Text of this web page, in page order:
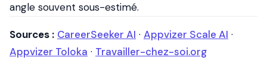
angle souvent sous-estimé.
Sources : CareerSeeker AI · Appvizer Scale AI ·
Appvizer Toloka · Travailler-chez-soi.org